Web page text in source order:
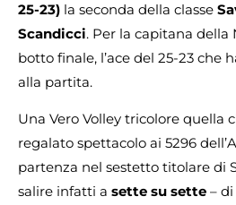
25-23) la seconda della classe
Scandicci. Per la capitana della
botto finale, l’ace del 25-23 che
alla partita.
Una Vero Volley tricolore quella
regalato spettacolo ai 5296
partenza nel sestetto titolare di
salire infatti a sette su sette –